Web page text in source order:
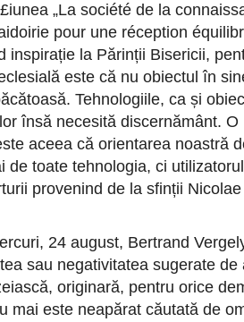
„La société de la
pour une réception
inspirație la Părinții Bisericii,
este că nu obiectul în
Tehnologiile, ca și
însă necesită discernământ.
aceea că orientarea noastră
de toate tehnologia, ci
provenind de la sfinții
24 august, Bertrand
sau negativitatea sugerate
originară, pentru orice
mai este neapărat căutată de